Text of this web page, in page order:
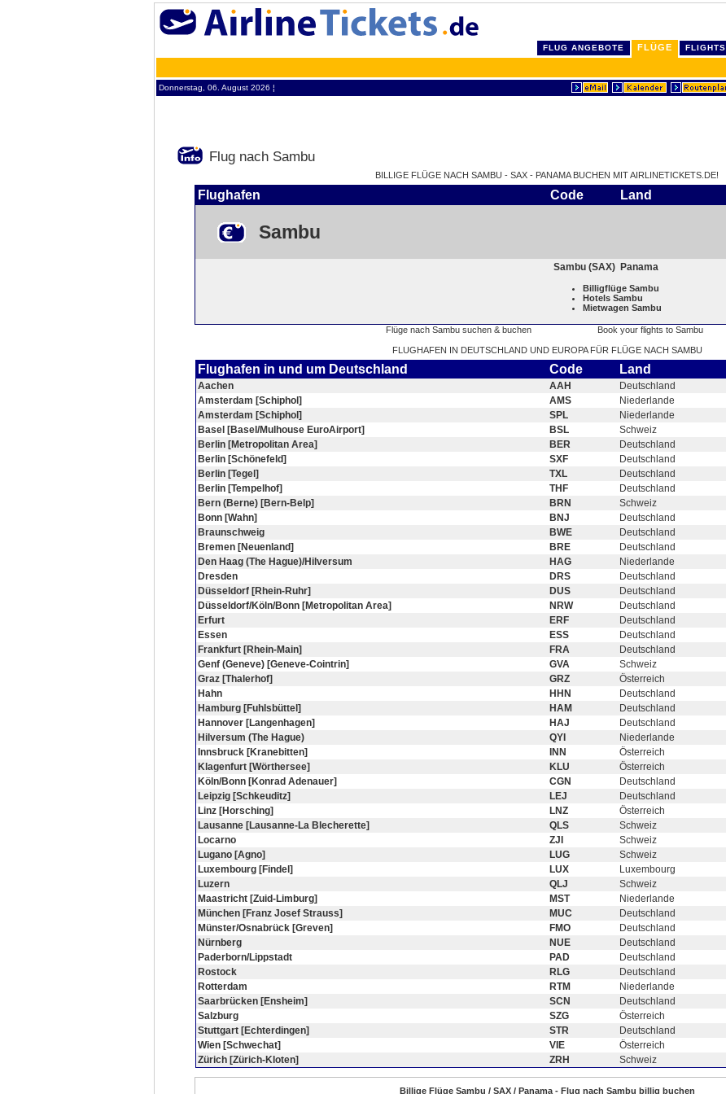
FLUG ANGEBOTE FLÜGE FLIGHTS
Donnerstag, 06. August 2026 ¦
Flug nach Sambu
BILLIGE FLÜGE NACH SAMBU - SAX - PANAMA BUCHEN MIT AIRLINETICKETS.DE!
Flughafen Code Land
Sambu
Sambu (SAX) Panama
Billigflüge Sambu
Hotels Sambu
Mietwagen Sambu
FLUGHAFEN IN DEUTSCHLAND UND EUROPA FÜR FLÜGE NACH SAMBU
Flughafen in und um Deutschland Code Land
Aachen AAH
Deutschland
Amsterdam [Schiphol]
AMS
Niederlande
Amsterdam [Schiphol]
SPL
Niederlande
Basel [Basel/Mulhouse EuroAirport]
BSL
Schweiz
Berlin [Metropolitan Area]
BER
Deutschland
Berlin [Schönefeld]
SXF
Deutschland
Berlin [Tegel]
TXL
Deutschland
Berlin [Tempelhof]
THF
Deutschland
Bern (Berne) [Bern-Belp]
BRN
Schweiz
Bonn [Wahn]
BNJ
Deutschland
Braunschweig
BWE
Deutschland
Bremen [Neuenland]
BRE
Deutschland
Den Haag (The Hague)/Hilversum
HAG
Niederlande
Dresden
DRS
Deutschland
Düsseldorf [Rhein-Ruhr]
DUS
Deutschland
Düsseldorf/Köln/Bonn [Metropolitan Area]
NRW
Deutschland
Erfurt
ERF
Deutschland
Essen
ESS
Deutschland
Frankfurt [Rhein-Main]
FRA
Deutschland
Genf (Geneve) [Geneve-Cointrin]
GVA
Schweiz
Graz [Thalerhof]
GRZ
Österreich
Hahn
HHN
Deutschland
Hamburg [Fuhlsbüttel]
HAM
Deutschland
Hannover [Langenhagen]
HAJ
Deutschland
Hilversum (The Hague)
QYI
Niederlande
Innsbruck [Kranebitten]
INN
Österreich
Klagenfurt [Wörthersee]
KLU
Österreich
Köln/Bonn [Konrad Adenauer]
CGN
Deutschland
Leipzig [Schkeuditz]
LEJ
Deutschland
Linz [Horsching]
LNZ
Österreich
Lausanne [Lausanne-La Blecherette]
QLS
Schweiz
Locarno
ZJI
Schweiz
Lugano [Agno]
LUG
Schweiz
Luxembourg [Findel]
LUX
Luxembourg
Luzern
QLJ
Schweiz
Maastricht [Zuid-Limburg]
MST
Niederlande
München [Franz Josef Strauss]
MUC
Deutschland
Münster/Osnabrück [Greven]
FMO
Deutschland
Nürnberg
NUE
Deutschland
Paderborn/Lippstadt
PAD
Deutschland
Rostock
RLG
Deutschland
Rotterdam
RTM
Niederlande
Saarbrücken [Ensheim]
SCN
Deutschland
Salzburg
SZG
Österreich
Stuttgart [Echterdingen]
STR
Deutschland
Wien [Schwechat]
VIE
Österreich
Zürich [Zürich-Kloten]
ZRH Schweiz
Billige Flüge Sambu / SAX / Panama - Flug nach Sambu billig buchen